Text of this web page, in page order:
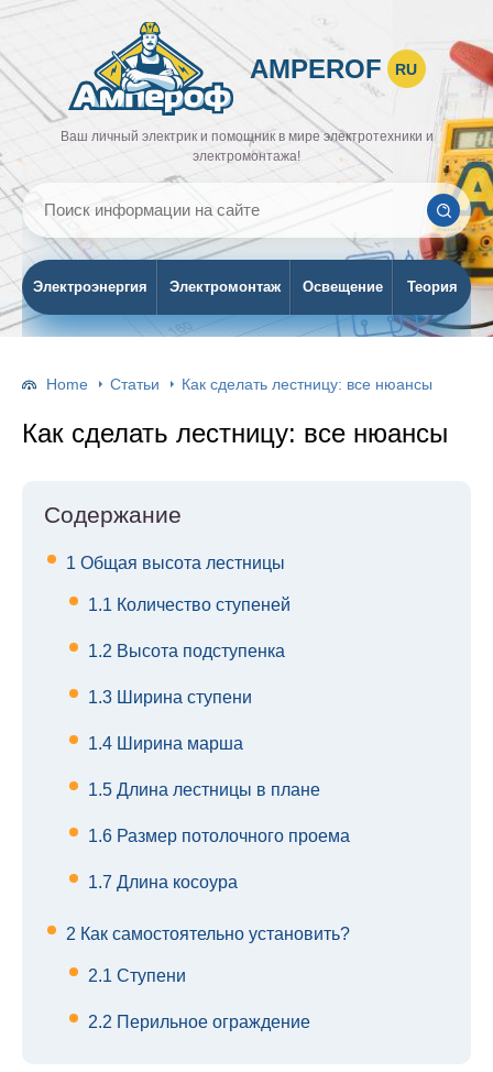
AMPEROF RU
Ваш личный электрик и помощник в мире электротехники и
электромонтажа!
Электроэнергия Электромонтаж Освещение Теория
Home Статьи Как сделать лестницу: все нюансы
Как сделать лестницу: все нюансы
Содержание
1 Общая высота лестницы
1.1 Количество ступеней
1.2 Высота подступенка
1.3 Ширина ступени
1.4 Ширина марша
1.5 Длина лестницы в плане
1.6 Размер потолочного проема
1.7 Длина косоура
2 Как самостоятельно установить?
2.1 Ступени
2.2 Перильное ограждение